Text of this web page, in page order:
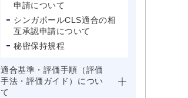
申請について
シンガポールCLS適合の相
互承認申請について
秘密保持規程
適合基準・評価手順（評価
手法・評価ガイド）につい
て